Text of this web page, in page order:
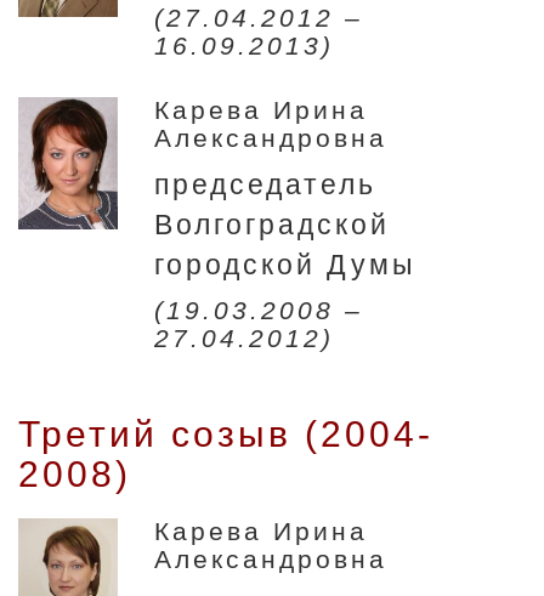
(27.04.2012 –
16.09.2013)
Карева Ирина
Александровна
председатель
Волгоградской
городской Думы
(19.03.2008 –
27.04.2012)
Третий созыв (2004-
2008)
Карева Ирина
Александровна